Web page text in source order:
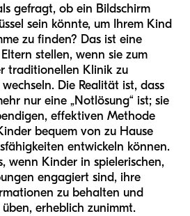
gefragt, ob ein Bildschirm
sein könnte, um Ihrem Kind
zu finden? Das ist eine
stellen, wenn sie zum
traditionellen Klinik zu
Die Realität ist, dass
nur eine „Notlösung“ ist; sie
effektiven Methode
bequem von zu Hause
entwickeln können.
wenn Kinder in spielerischen,
engagiert sind, ihre
zu behalten und
erheblich zunimmt.